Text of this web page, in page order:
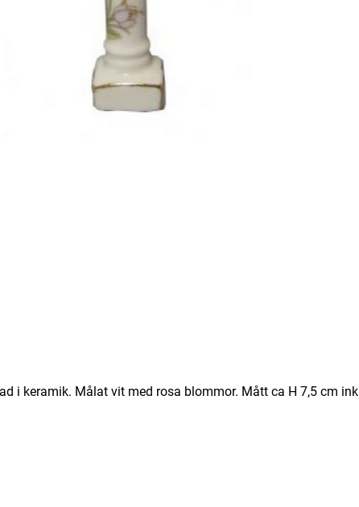
i keramik. Målat vit med rosa blommor. Mått ca H 7,5 cm